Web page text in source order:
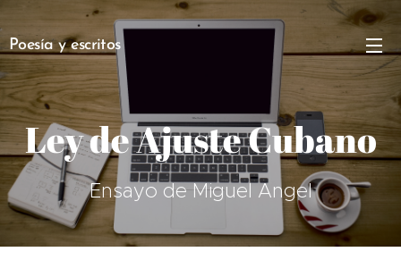
Poesía y escritos
Ley de Ajuste Cubano
Ensayo de Miguel Angel